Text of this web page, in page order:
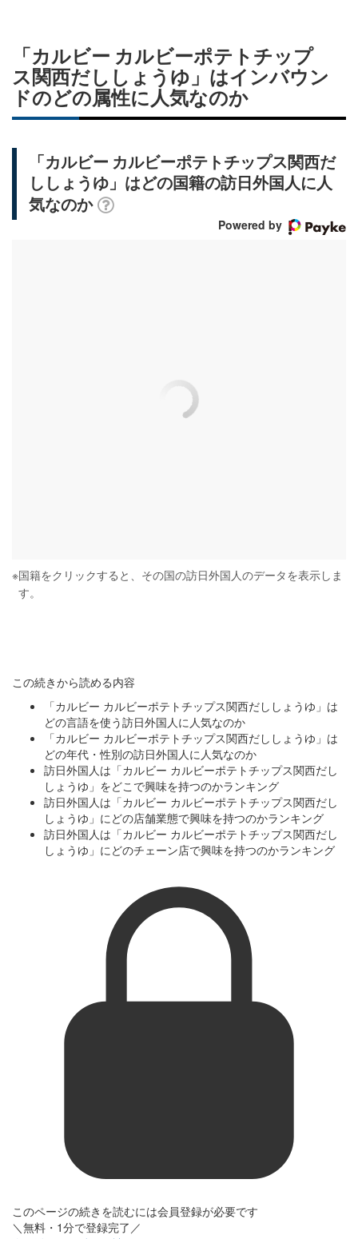
「カルビー カルビーポテトチップ
ス関西だししょうゆ」はインバウン
ドのどの属性に人気なのか
「カルビー カルビーポテトチップス関西だ
ししょうゆ」はどの国籍の訪日外国人に人
気なのか
Powered by
※国籍をクリックすると、その国の訪日外国人のデータを表示しま
す。
この続きから読める内容
「カルビー カルビーポテトチップス関西だししょうゆ」は
どの言語を使う訪日外国人に人気なのか
「カルビー カルビーポテトチップス関西だししょうゆ」は
どの年代・性別の訪日外国人に人気なのか
訪日外国人は「カルビー カルビーポテトチップス関西だし
しょうゆ」をどこで興味を持つのかランキング
訪日外国人は「カルビー カルビーポテトチップス関西だし
しょうゆ」にどの店舗業態で興味を持つのかランキング
訪日外国人は「カルビー カルビーポテトチップス関西だし
しょうゆ」にどのチェーン店で興味を持つのかランキング
このページの続きを読むには会員登録が必要です
＼無料・1分で登録完了／